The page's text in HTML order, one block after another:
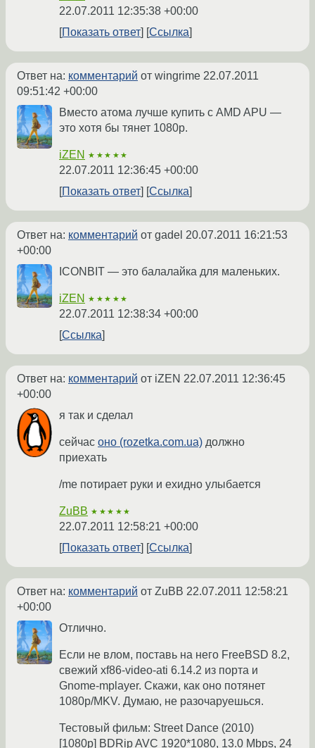
22.07.2011 12:35:38 +00:00
Показать ответ
Ссылка
Ответ на: комментарий от wingrime 22.07.2011
09:51:42 +00:00
Вместо атома лучше купить с AMD APU —
это хотя бы тянет 1080p.
iZEN ★★★★★
22.07.2011 12:36:45 +00:00
Показать ответ
Ссылка
Ответ на: комментарий от gadel 20.07.2011 16:21:53
+00:00
ICONBIT — это балалайка для маленьких.
iZEN ★★★★★
22.07.2011 12:38:34 +00:00
Ссылка
Ответ на: комментарий от iZEN 22.07.2011 12:36:45
+00:00
я так и сделал
сейчас оно (rozetka.com.ua) должно
приехать
/me потирает руки и ехидно улыбается
ZuBB ★★★★★
22.07.2011 12:58:21 +00:00
Показать ответ
Ссылка
Ответ на: комментарий от ZuBB 22.07.2011 12:58:21
+00:00
Отлично.
Если не влом, поставь на него FreeBSD 8.2,
свежий xf86-video-ati 6.14.2 из порта и
Gnome-mplayer. Скажи, как оно потянет
1080p/MKV. Думаю, не разочаруешься.
Тестовый фильм: Street Dance (2010)
[1080р] BDRip AVC 1920*1080, 13.0 Mbps, 24